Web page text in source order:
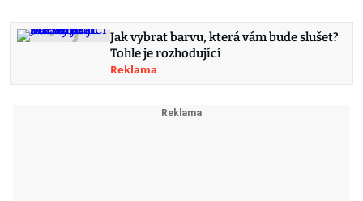
Jak vybrat barvu, která vám bude slušet?
Tohle je rozhodující
Reklama